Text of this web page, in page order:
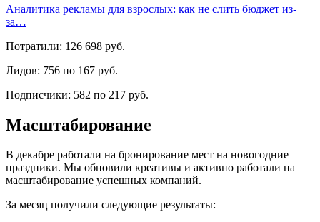
Аналитика рекламы для взрослых: как не слить бюджет из-
за…
Потратили: 126 698 руб.
Лидов: 756 по 167 руб.
Подписчики: 582 по 217 руб.
Масштабирование
В декабре работали на бронирование мест на новогодние
праздники. Мы обновили креативы и активно работали на
масштабирование успешных компаний.
За месяц получили следующие результаты: